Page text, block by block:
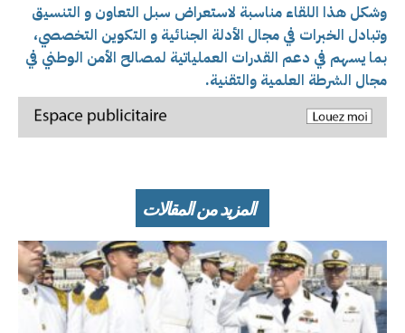
وشكل هذا اللقاء مناسبة لاستعراض سبل التعاون و التنسيق
وتبادل الخبرات في مجال الأدلة الجنائية و التكوين التخصصي،
بما يسهم في دعم القدرات العملياتية لمصالح الأمن الوطني في
مجال الشرطة العلمية والتقنية.
المزيد من المقالات